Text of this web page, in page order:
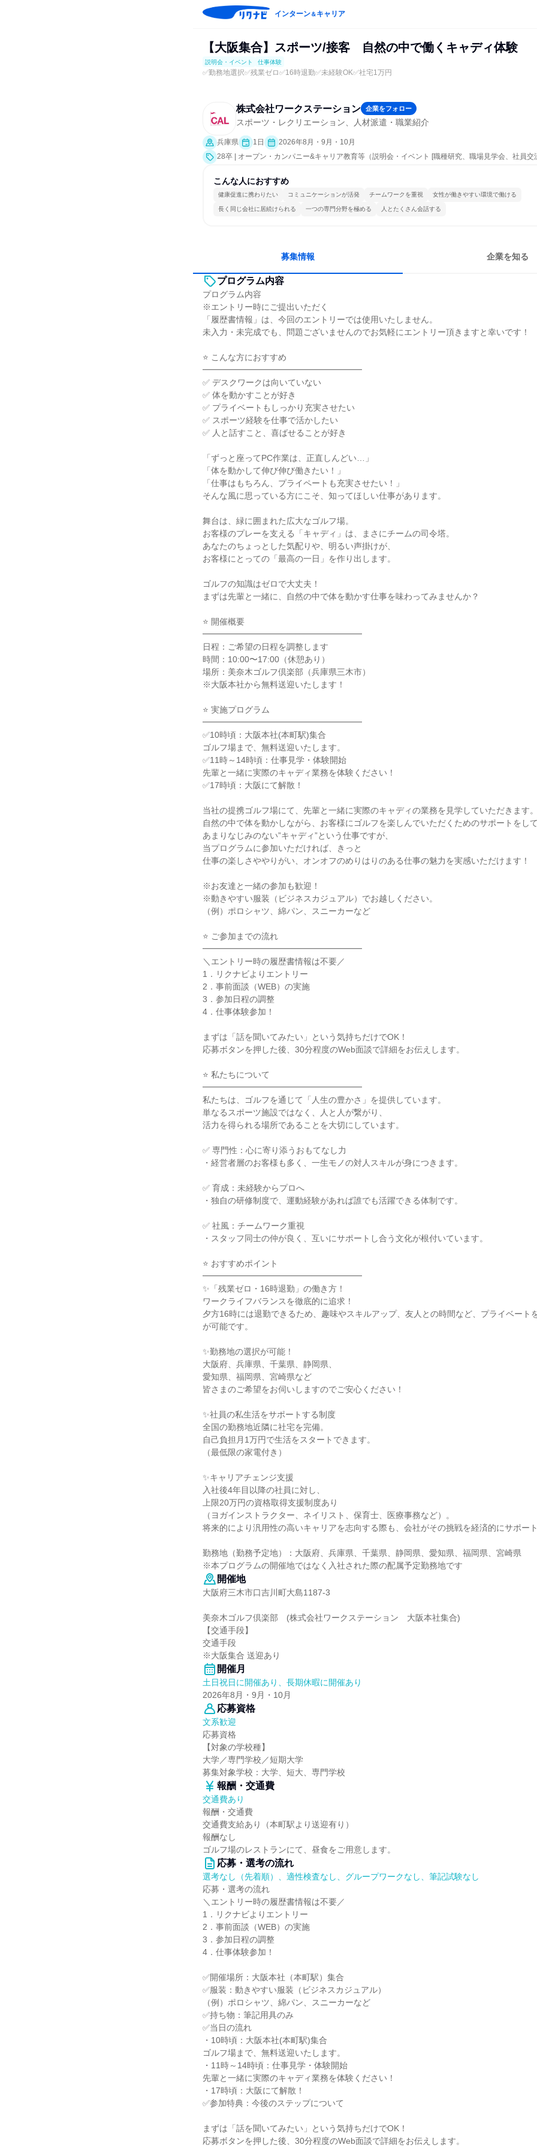
インターン＆キャリア
【大阪集合】スポーツ/接客 自然の中で働くキャディ体験
説明会・イベント 仕事体験
✅勤務地選択✅残業ゼロ✅16時退勤✅未経験OK✅社宅1万円
株式会社ワークステーション 企業をフォロー
スポーツ・レクリエーション、人材派遣・職業紹介
兵庫県 1日
2026年8月・9月・10月
28卒 | オープン・カンパニー&キャリア教育等（説明会・イベント [職種研究、職場見学会、社員交
こんな人におすすめ
健康促進に携わりたい コミュニケーションが活発 チームワークを重視 女性が働きやすい環境で働ける
長く同じ会社に居続けられる 一つの専門分野を極める 人とたくさん会話する
募集情報 企業を知る
プログラム内容
プログラム内容
※エントリー時にご提出いただく
「履歴書情報」は、今回のエントリーでは使用いたしません。
未入力・未完成でも、問題ございませんのでお気軽にエントリー頂きますと幸いです！
⭐ こんな方におすすめ
━━━━━━━━━━━━━━━━━━━
✅ デスクワークは向いていない
✅ 体を動かすことが好き
✅ プライベートもしっかり充実させたい
✅ スポーツ経験を仕事で活かしたい
✅ 人と話すこと、喜ばせることが好き
「ずっと座ってPC作業は、正直しんどい…」
「体を動かして伸び伸び働きたい！」
「仕事はもちろん、プライペートも充実させたい！」
そんな風に思っている方にこそ、知ってほしい仕事があります。
舞台は、緑に囲まれた広大なゴルフ場。
お客様のプレーを支える「キャディ」は、まさにチームの司令塔。
あなたのちょっとした気配りや、明るい声掛けが、
お客様にとっての「最高の一日」を作り出します。
ゴルフの知識はゼロで大丈夫！
まずは先輩と一緒に、自然の中で体を動かす仕事を味わってみませんか？
⭐ 開催概要
━━━━━━━━━━━━━━━━━━━
日程：ご希望の日程を調整します
時間：10:00〜17:00（休憩あり）
場所：美奈木ゴルフ倶楽部（兵庫県三木市）
※大阪本社から無料送迎いたします！
⭐ 実施プログラム
━━━━━━━━━━━━━━━━━━━
✅10時頃：大阪本社(本町駅)集合
ゴルフ場まで、無料送迎いたします。
✅11時～14時頃：仕事見学・体験開始
先輩と一緒に実際のキャディ業務を体験ください！
✅17時頃：大阪にて解散！
当社の提携ゴルフ場にて、先輩と一緒に実際のキャディの業務を見学していただきます。
自然の中で体を動かしながら、お客様にゴルフを楽しんでいただくためのサポートをし
あまりなじみのない”キャディ”という仕事ですが、
当プログラムに参加いただければ、きっと
仕事の楽しさややりがい、オンオフのめりはりのある仕事の魅力を実感いただけます！
※お友達と一緒の参加も歓迎！
※動きやすい服装（ビジネスカジュアル）でお越しください。
（例）ポロシャツ、綿パン、スニーカーなど
⭐ ご参加までの流れ
━━━━━━━━━━━━━━━━━━━
＼エントリー時の履歴書情報は不要／
1．リクナビよりエントリー
2．事前面談（WEB）の実施
3．参加日程の調整
4．仕事体験参加！
まずは「話を聞いてみたい」という気持ちだけでOK！
応募ボタンを押した後、30分程度のWeb面談で詳細をお伝えします。
⭐ 私たちについて
━━━━━━━━━━━━━━━━━━━
私たちは、ゴルフを通じて「人生の豊かさ」を提供しています。
単なるスポーツ施設ではなく、人と人が繋がり、
活力を得られる場所であることを大切にしています。
✅ 専門性：心に寄り添うおもてなし力
・経営者層のお客様も多く、一生モノの対人スキルが身につきます。
✅ 育成：未経験からプロへ
・独自の研修制度で、運動経験があれば誰でも活躍できる体制です。
✅ 社風：チームワーク重視
・スタッフ同士の仲が良く、互いにサポートし合う文化が根付いています。
⭐ おすすめポイント
━━━━━━━━━━━━━━━━━━━
✨「残業ゼロ・16時退勤」の働き方！
ワークライフバランスを徹底的に追求！
夕方16時には退勤できるため、趣味やスキルアップ、友人との時間など、プライベート
が可能です。
✨勤務地の選択が可能！
大阪府、兵庫県、千葉県、静岡県、
愛知県、福岡県、宮崎県など
皆さまのご希望をお伺いしますのでご安心ください！
✨社員の私生活をサポートする制度
全国の勤務地近隣に社宅を完備。
自己負担月1万円で生活をスタートできます。
（最低限の家電付き）
✨キャリアチェンジ支援
入社後4年目以降の社員に対し、
上限20万円の資格取得支援制度あり
（ヨガインストラクター、ネイリスト、保育士、医療事務など）。
将来的により汎用性の高いキャリアを志向する際も、会社がその挑戦を経済的にサポート
勤務地（勤務予定地）：大阪府、兵庫県、千葉県、静岡県、愛知県、福岡県、宮崎県
※本プログラムの開催地ではなく入社された際の配属予定勤務地です
開催地
大阪府三木市口吉川町大島1187-3
美奈木ゴルフ倶楽部 (株式会社ワークステーション 大阪本社集合)
【交通手段】
交通手段
※大阪集合 送迎あり
開催月
土日祝日に開催あり、長期休暇に開催あり
2026年8月・9月・10月
応募資格
文系歓迎
応募資格
【対象の学校種】
大学／専門学校／短期大学
募集対象学校：大学、短大、専門学校
報酬・交通費
交通費あり
報酬・交通費
交通費支給あり（本町駅より送迎有り）
報酬なし
ゴルフ場のレストランにて、昼食をご用意します。
応募・選考の流れ
選考なし（先着順）、適性検査なし、グループワークなし、筆記試験なし
応募・選考の流れ
＼エントリー時の履歴書情報は不要／
1．リクナビよりエントリー
2．事前面談（WEB）の実施
3．参加日程の調整
4．仕事体験参加！
✅開催場所：大阪本社（本町駅）集合
✅服装：動きやすい服装（ビジネスカジュアル）
（例）ポロシャツ、綿パン、スニーカーなど
✅持ち物：筆記用具のみ
✅当日の流れ
・10時頃：大阪本社(本町駅)集合
ゴルフ場まで、無料送迎いたします。
・11時～14時頃：仕事見学・体験開始
先輩と一緒に実際のキャディ業務を体験ください！
・17時頃：大阪にて解散！
✅参加特典：今後のステップについて
まずは「話を聞いてみたい」という気持ちだけでOK！
応募ボタンを押した後、30分程度のWeb面談で詳細をお伝えします。